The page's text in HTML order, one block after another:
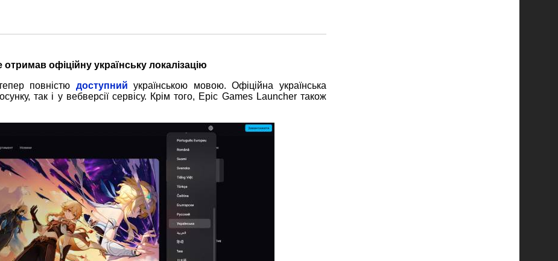
отримав офіційну українську локалізацію
повністю доступний українською мовою. Офіційна українська
так і у вебверсії сервісу. Крім того, Epic Games Launcher також